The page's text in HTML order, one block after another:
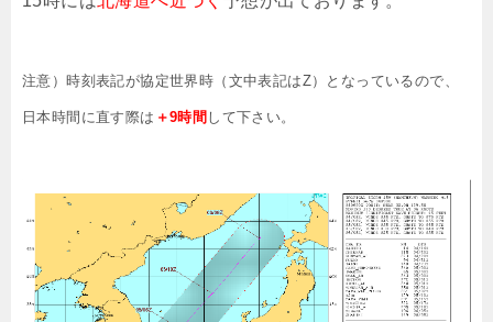
注意）時刻表記が協定世界時（文中表記はZ）となっているので、
日本時間に直す際は ＋9時間 して下さい。